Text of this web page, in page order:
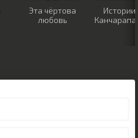
Эта чёртова
любовь
Истории